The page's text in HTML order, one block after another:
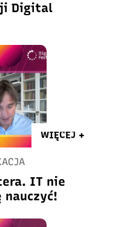
Digital
WIĘCEJ +
IT nie
nauczyć!